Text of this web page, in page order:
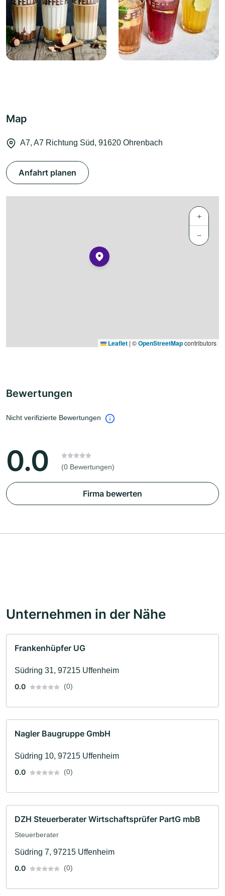
Map
A7, A7 Richtung Süd, 91620 Ohrenbach
Anfahrt planen
+
−
Leaflet | ©OpenStreetMapcontributors
Bewertungen
Nicht verifizierte Bewertungen
0.0 (0 Bewertungen)
Firma bewerten
Unternehmen in der Nähe
Frankenhüpfer UG
Südring 31, 97215 Uffenheim
0.0
(0)
Nagler Baugruppe GmbH
Südring 10, 97215 Uffenheim
0.0
(0)
DZH Steuerberater Wirtschaftsprüfer PartG mbB
Steuerberater
Südring 7, 97215 Uffenheim
0.0
(0)